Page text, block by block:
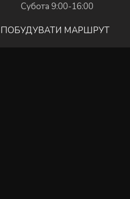
Субота 9:00-16:00
ПОБУДУВАТИ МАРШРУТ